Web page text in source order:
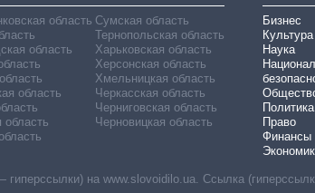
область
область
область
область
Сумская область
Тернопольская область
Харьковская область
Херсонская область
Хмельницкая область
Черкасская область
Черниговская область
Черновицкая область
Бизнес
Культура
Наука
Политика
Право
Финансы
на www.slovoidilo.ua. Ссылка